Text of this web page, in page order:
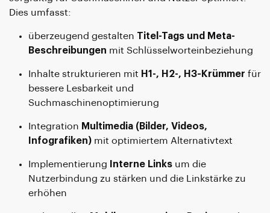
Dies umfasst:
überzeugend gestalten Titel-Tags und Meta-
Beschreibungen mit Schlüsselworteinbeziehung
Inhalte strukturieren mit H1-, H2-, H3-Krümmer für
bessere Lesbarkeit und
Suchmaschinenoptimierung
Integration Multimedia (Bilder, Videos,
Infografiken) mit optimiertem Alternativtext
Implementierung Interne Links um die
Nutzerbindung zu stärken und die Linkstärke zu
erhöhen